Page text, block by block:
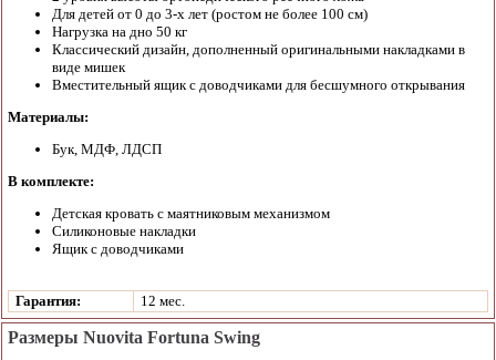
Для детей от 0 до 3-х лет (ростом не более 100 см)
Нагрузка на дно 50 кг
Классический дизайн, дополненный оригинальными накладками в
виде мишек
Вместительный ящик с доводчиками для бесшумного открывания
Материалы:
Бук, МДФ, ЛДСП
В комплекте:
Детская кровать с маятниковым механизмом
Силиконовые накладки
Ящик с доводчиками
Гарантия: 12 мес.
Размеры Nuovita Fortuna Swing